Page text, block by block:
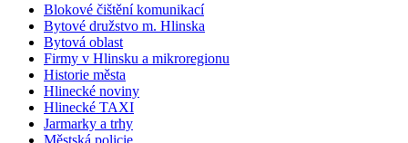
Blokové čištění komunikací
Bytové družstvo m. Hlinska
Bytová oblast
Firmy v Hlinsku a mikroregionu
Historie města
Hlinecké noviny
Hlinecké TAXI
Jarmarky a trhy
Městská policie